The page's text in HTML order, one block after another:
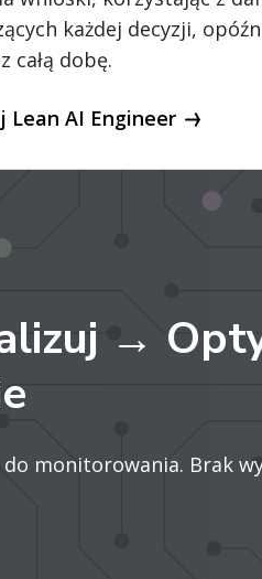
każdej decyzji,
całą dobę.
Lean AI Engineer
→
monitorowania. Brak